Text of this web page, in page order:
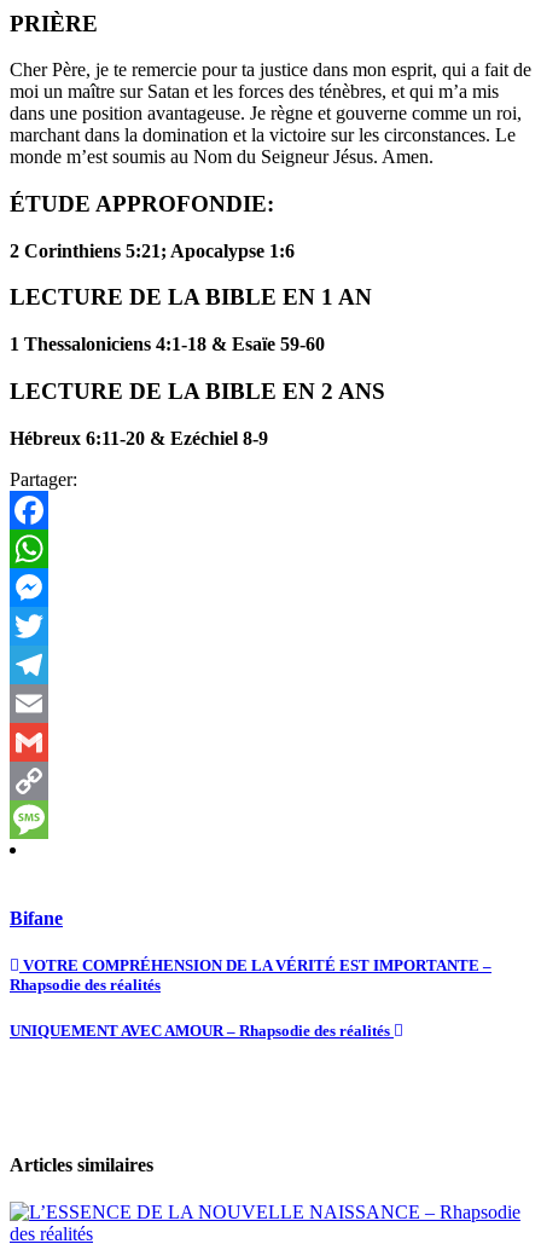
PRIÈRE
Cher Père, je te remercie pour ta justice dans mon esprit, qui a fait de
moi un maître sur Satan et les forces des ténèbres, et qui m’a mis
dans une position avantageuse. Je règne et gouverne comme un roi,
marchant dans la domination et la victoire sur les circonstances. Le
monde m’est soumis au Nom du Seigneur Jésus. Amen.
ÉTUDE APPROFONDIE:
2 Corinthiens 5:21; Apocalypse 1:6
LECTURE DE LA BIBLE EN 1 AN
1 Thessaloniciens 4:1-18 & Esaïe 59-60
LECTURE DE LA BIBLE EN 2 ANS
Hébreux 6:11-20 & Ezéchiel 8-9
Partager:
Facebook
WhatsApp
Messenger
Twitter
Telegram
Email
Gmail
Copy
Link
Message
Bifane
VOTRE COMPRÉHENSION DE LA VÉRITÉ EST IMPORTANTE –
Rhapsodie des réalités
UNIQUEMENT AVEC AMOUR – Rhapsodie des réalités
Articles similaires